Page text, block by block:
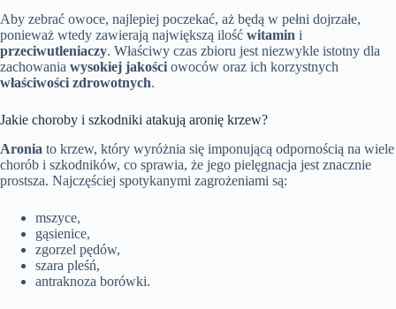
Aby zebrać owoce, najlepiej poczekać, aż będą w pełni dojrzałe,
ponieważ wtedy zawierają największą ilość witamin i
przeciwutleniaczy. Właściwy czas zbioru jest niezwykle istotny dla
zachowania wysokiej jakości owoców oraz ich korzystnych
właściwości zdrowotnych.
Jakie choroby i szkodniki atakują aronię krzew?
Aronia to krzew, który wyróżnia się imponującą odpornością na wiele
chorób i szkodników, co sprawia, że jego pielęgnacja jest znacznie
prostsza. Najczęściej spotykanymi zagrożeniami są:
mszyce,
gąsienice,
zgorzel pędów,
szara pleśń,
antraknoza borówki.